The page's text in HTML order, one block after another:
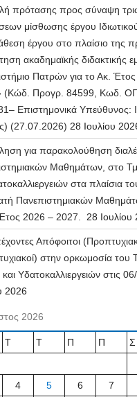
πρότασης προς σύναψη
μίσθωσης έργου Ιδιωτικού
έργου στο πλαίσιο της
ακαδημαϊκής διδακτικής
Πατρών για το Ακ.
(Κώδ. Προγρ. 84599, Κωδ.
Επιστημονικά Υπεύθυνος:
(27.07.2026) 28 Ιουλίου
για παρακολούθηση
Μαθημάτων, στο
στα πλαίσια
Πανεπιστημιακών
2026 – 2027. 28 Ιουλίου
Απόφοιτοι
στην ορκωμοσία του
και Υδατοκαλλιεργειών στις
2026
2026
Τ Τ Π Π Σ
4 5 6 7